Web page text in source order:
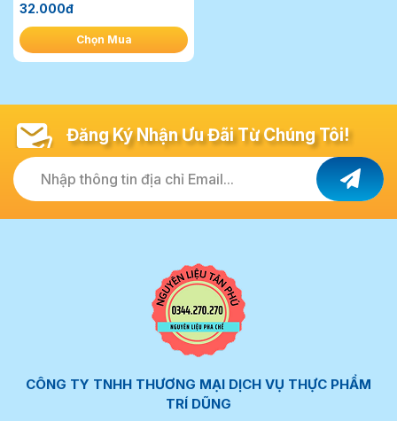
32.000đ
Chọn Mua
Đăng Ký Nhận Ưu Đãi Từ Chúng Tôi!
Nhập thông tin địa chỉ Email...
CÔNG TY TNHH THƯƠNG MẠI DỊCH VỤ THỰC PHẨM
TRÍ DŨNG